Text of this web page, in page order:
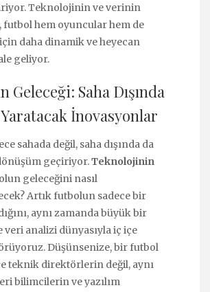
Teknolojinin ve verinin
futbol hem oyuncular hem de
daha dinamik ve heyecan
geliyor.
Geleceği: Saha Dışında
İnovasyonlar
sahada değil, saha dışında da
geçiriyor.Teknolojinin
geleceğini nasıl
Artık futbolun sadece bir
aynı zamanda büyük bir
veri analizi dünyasıyla iç içe
Düşünsenize, bir futbol
teknik direktörlerin değil, aynı
bilimcilerin ve yazılım